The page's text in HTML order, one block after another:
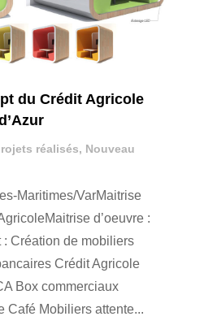
du Crédit Agricole
réalisés, Nouveau
Maritimes/VarMaitrise
d’oeuvre :
Création de mobiliers
Crédit Agricole
Box commerciaux
Café Mobiliers attente...